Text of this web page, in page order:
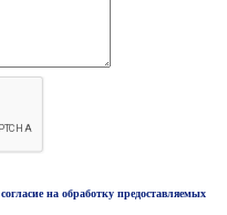
согласие на обработку предоставляемых